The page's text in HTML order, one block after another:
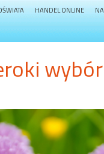
HANDEL ONLINE